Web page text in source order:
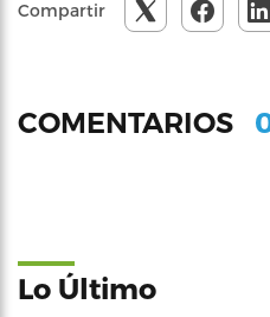
Compartir
COMENTARIOS
Lo Último